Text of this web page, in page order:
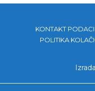
KONTAKT PODACI
POLITIKA